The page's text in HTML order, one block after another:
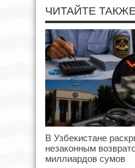
ЧИТАЙТЕ ТАКЖЕ
В Узбекистане
незаконным
миллиардов сумов